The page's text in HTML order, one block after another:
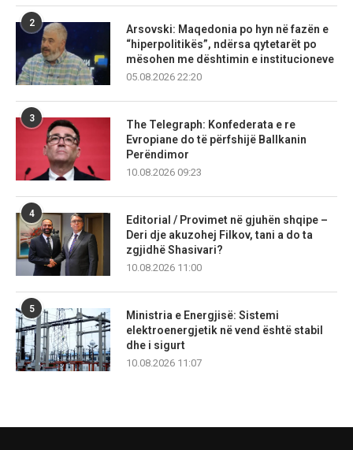
2
Arsovski: Maqedonia po hyn në fazën e
“hiperpolitikës”, ndërsa qytetarët po
mësohen me dështimin e institucioneve
05.08.2026 22:20
3
The Telegraph: Konfederata e re
Evropiane do të përfshijë Ballkanin
Perëndimor
10.08.2026 09:23
4
Editorial / Provimet në gjuhën shqipe –
Deri dje akuzohej Filkov, tani a do ta
zgjidhë Shasivari?
10.08.2026 11:00
5
Ministria e Energjisë: Sistemi
elektroenergjetik në vend është stabil
dhe i sigurt
10.08.2026 11:07